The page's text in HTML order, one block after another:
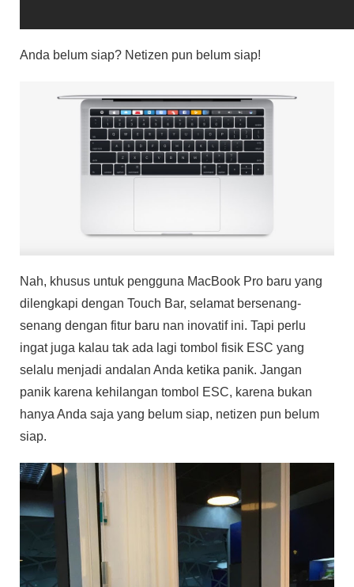
Anda belum siap? Netizen pun belum siap!
Nah, khusus untuk pengguna MacBook Pro baru yang
dilengkapi dengan Touch Bar, selamat bersenang-
senang dengan fitur baru nan inovatif ini. Tapi perlu
ingat juga kalau tak ada lagi tombol fisik ESC yang
selalu menjadi andalan Anda ketika panik. Jangan
panik karena kehilangan tombol ESC, karena bukan
hanya Anda saja yang belum siap, netizen pun belum
siap.